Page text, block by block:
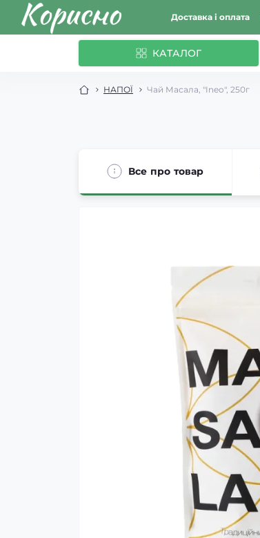
Доставка і оплата
КАТАЛОГ
НАПОЇ Чай Масала, "Ineo", 250г
Все про товар